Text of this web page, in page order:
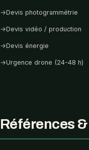
→Devis photogrammétrie
→Devis vidéo / production
→Devis énergie
→Urgence drone (24-48 h)
Références